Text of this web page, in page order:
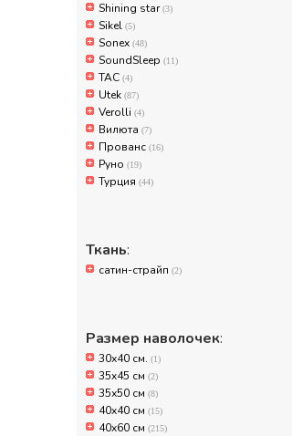
Shining star(3)
Sikel (5)
Sonex (48)
SoundSleep (11)
TAC (4)
Utek (87)
Verolli (4)
Вилюта (7)
Прованс (16)
Руно (19)
Турция (44)
Ткань:
сатин-страйп (2)
Размер наволочек:
30х40 см. (1)
35x45 см (2)
35х50 см (8)
40x40 см (15)
40x60 см (215)